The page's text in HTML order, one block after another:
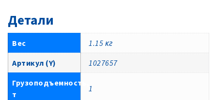
Детали
Вес 1.15 кг
Артикул (Y) 1027657
Грузоподъемность,
т
1